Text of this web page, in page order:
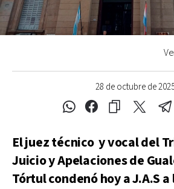
28 de octubre de
El juez técnico y vocal del
Juicio y Apelaciones de
Tórtul condenó hoy a J.A.S